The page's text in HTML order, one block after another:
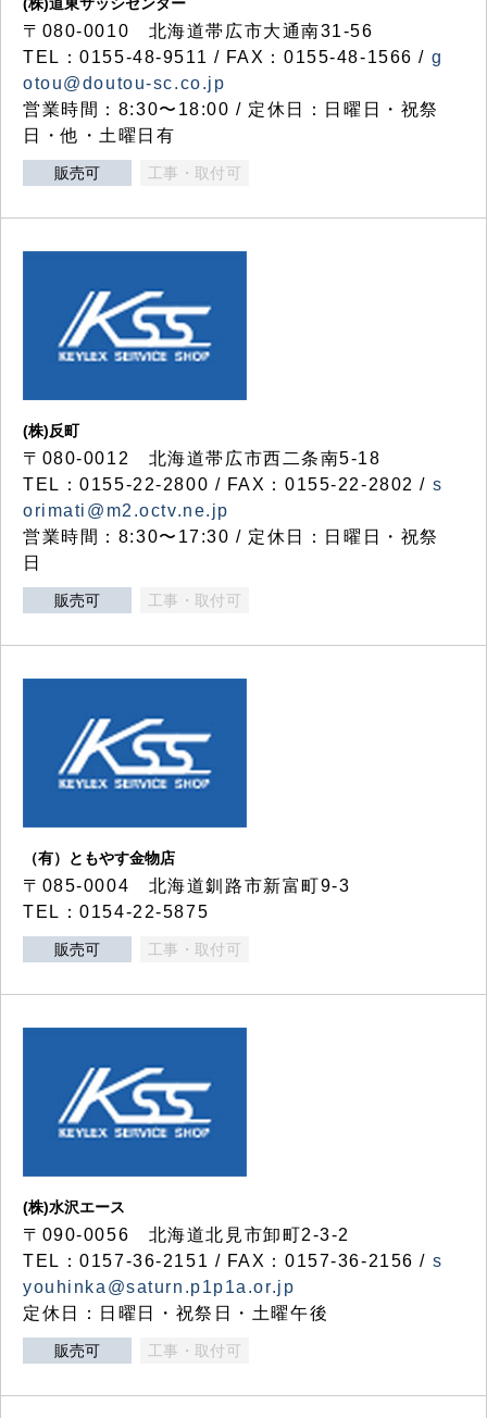
〒080-0010 北海道帯広市大通南31-56
TEL：0155-48-9511 / FAX：0155-48-1566 / g
otou@doutou-sc.co.jp
営業時間：8:30〜18:00 / 定休日：日曜日・祝祭
日・他・土曜日有
販売可 工事・取付可
(株)反町
〒080-0012 北海道帯広市西二条南5-18
TEL：0155-22-2800 / FAX：0155-22-2802 / s
orimati@m2.octv.ne.jp
営業時間：8:30〜17:30 / 定休日：日曜日・祝祭
日
販売可 工事・取付可
（有）ともやす金物店
〒085-0004 北海道釧路市新富町9-3
TEL：0154-22-5875
販売可 工事・取付可
(株)水沢エース
〒090-0056 北海道北見市卸町2-3-2
TEL：0157-36-2151 / FAX：0157-36-2156 / s
youhinka@saturn.p1p1a.or.jp
定休日：日曜日・祝祭日・土曜午後
販売可 工事・取付可